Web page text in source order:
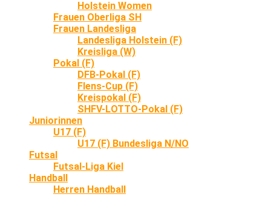
Holstein Women
Frauen Oberliga SH
Frauen Landesliga
Landesliga Holstein (F)
Kreisliga (W)
Pokal (F)
DFB-Pokal (F)
Flens-Cup (F)
Kreispokal (F)
SHFV-LOTTO-Pokal (F)
Juniorinnen
U17 (F)
U17 (F) Bundesliga N/NO
Futsal
Futsal-Liga Kiel
Handball
Herren Handball